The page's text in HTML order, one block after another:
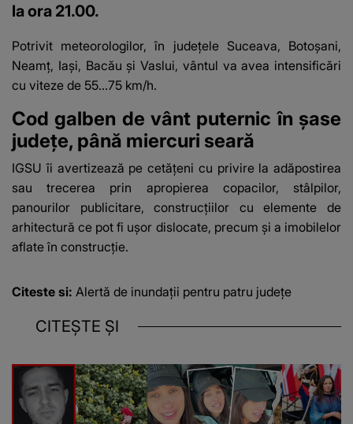
la ora 21.00.
Potrivit meteorologilor, în judeţele Suceava, Botoşani,
Neamţ, Iaşi, Bacău şi Vaslui, vântul va avea intensificări
cu viteze de 55...75 km/h.
Cod galben de vânt puternic în şase
judeţe, până miercuri seară
IGSU îi avertizează pe cetăţeni cu privire la adăpostirea
sau trecerea prin apropierea copacilor, stâlpilor,
panourilor publicitare, construcţiilor cu elemente de
arhitectură ce pot fi uşor dislocate, precum şi a imobilelor
aflate în construcţie.
Citeste si: Alertă de inundaţii pentru patru județe
CITEȘTE ȘI